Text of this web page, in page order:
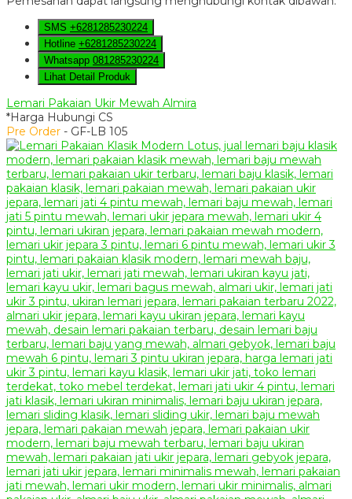
SMS +6281285230224
Hotline +6281285230224
Whatsapp 081285230224
Lihat Detail Produk
Lemari Pakaian Ukir Mewah Almira
*Harga Hubungi CS
Pre Order - GF-LB 105